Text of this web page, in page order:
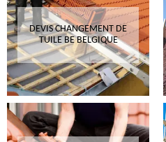
DEVIS CHANGEMENT DE
TUILE BE BELGIQUE